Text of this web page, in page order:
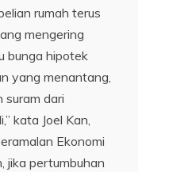
rumah terus
mengering
bunga hipotek
yang menantang,
suram dari
kata Joel Kan,
Ekonomi
jika pertumbuhan